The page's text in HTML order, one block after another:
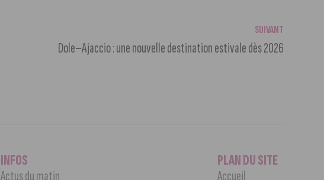
SUIVANT
Dole–Ajaccio : une nouvelle destination estivale dès 2026
INFOS
Actus du matin
PLAN DU SITE
Accueil